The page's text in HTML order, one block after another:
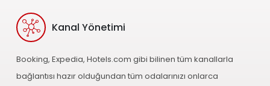
Kanal Yönetimi
Booking, Expedia, Hotels.com gibi bilinen tüm kanallarla
bağlantısı hazır olduğundan tüm odalarınızı onlarca